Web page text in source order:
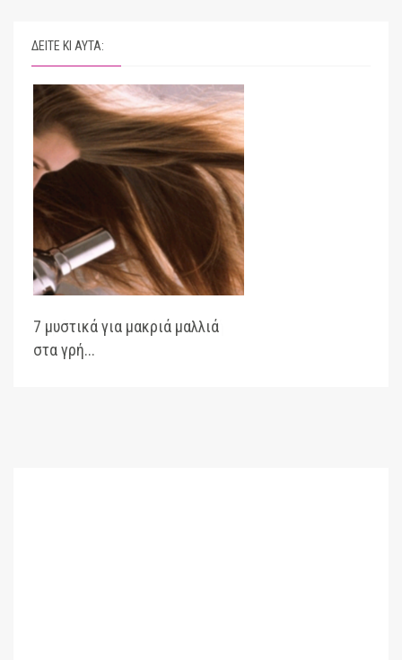
ΔΕΙΤΕ ΚΙ ΑΥΤΑ:
7 μυστικά για μακριά μαλλιά
στα γρή...